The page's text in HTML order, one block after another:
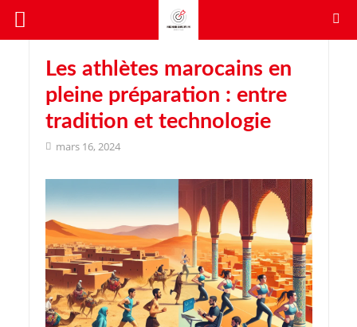
Les athlètes marocains en
pleine préparation : entre
tradition et technologie
mars 16, 2024